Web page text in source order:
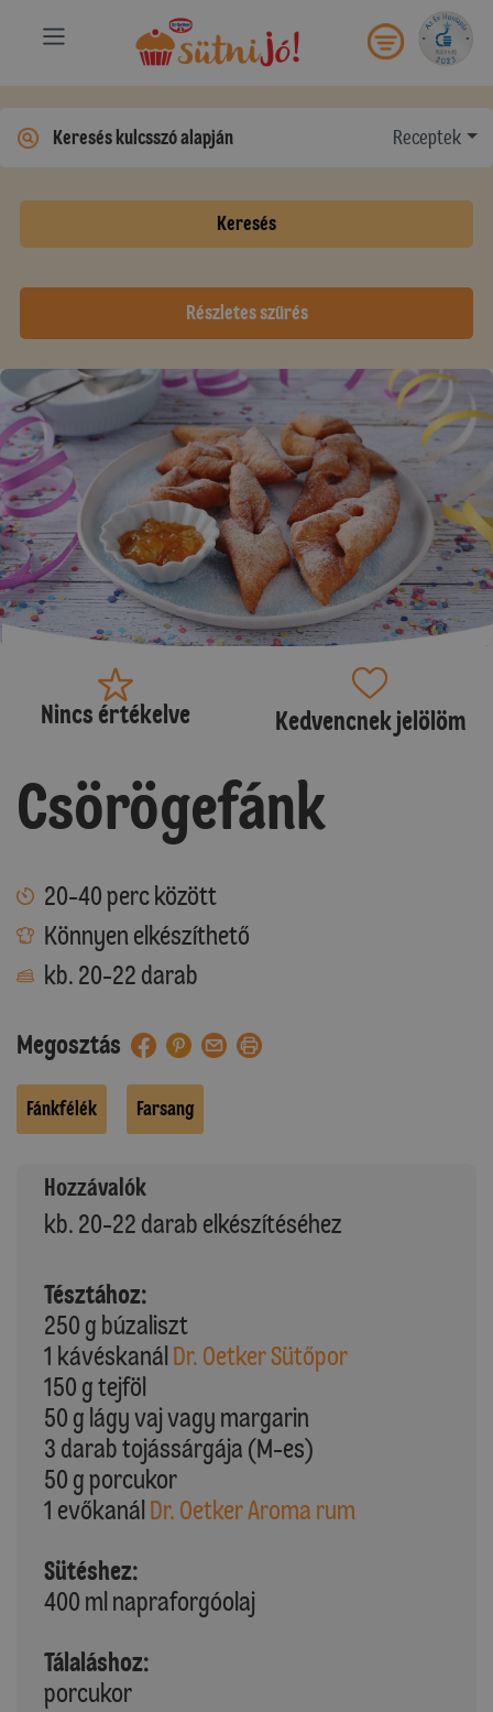
Receptek
Keresés
Részletes szűrés
Nincs értékelve Kedvencnek jelölöm
Csörögefánk
20-40 perc között
Könnyen elkészíthető
kb. 20-22 darab
Megosztás
Fánkfélék Farsang
Hozzávalók
kb. 20-22 darab elkészítéséhez
Tésztához:
250 g búzaliszt
1 kávéskanálDr. Oetker Sütőpor
150 g tejföl
50 g lágy vaj vagy margarin
3 darab tojássárgája (M-es)
50 g porcukor
1 evőkanálDr. Oetker Aroma rum
Sütéshez:
400 ml napraforgóolaj
Tálaláshoz:
porcukor